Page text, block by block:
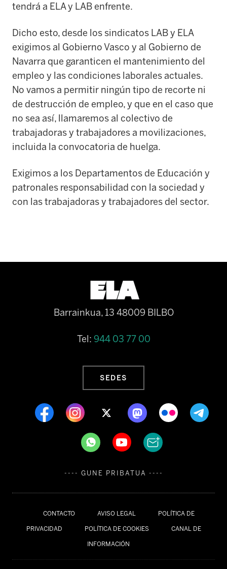
tendrá a ELA y LAB enfrente.
Dicho esto, desde los sindicatos LAB y ELA
exigimos al Gobierno Vasco y al Gobierno de
Navarra que garanticen el mantenimiento del
empleo y las condiciones laborales actuales.
No vamos a permitir ningún tipo de recorte ni
de destrucción de empleo, y que en el caso que
no sea así, llamaremos al colectivo de
trabajadoras y trabajadores a movilizaciones,
incluida la convocatoria de huelga.
Exigimos a los Departamentos de Educación y
patronales responsabilidad con la sociedad y
con las trabajadoras y trabajadores del sector.
CONTACTO AVISO LEGAL POLÍTICA DE
PRIVACIDAD POLÍTICA DE COOKIES CANAL DE
INFORMACIÓN
Barrainkua, 13 48009 BILBO
Tel: 944 03 77 00
SEDES
---- GUNE PRIBATUA ----